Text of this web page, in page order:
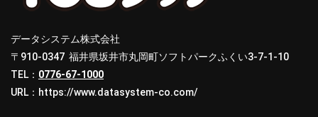
データシステム株式会社
〒910-0347 福井県坂井市丸岡町ソフトパークふくい3-7-1-10
TEL： 0776-67-1000
URL： https://www.datasystem-co.com/